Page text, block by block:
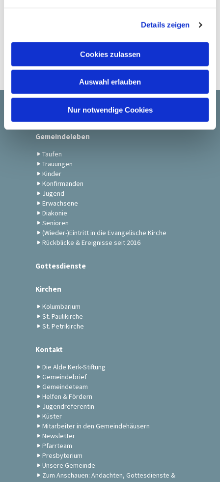
Details zeigen
Cookies zulassen
Auswahl erlauben
Nur notwendige Cookies
Startseite
Gemeindeleben
Taufen
Trauungen
Kinder
Konfirmanden
Jugend
Erwachsene
Diakonie
Senioren
(Wieder-)Eintritt in die Evangelische Kirche
Rückblicke & Ereignisse seit 2016
Gottesdienste
Kirchen
Kolumbarium
St. Paulikirche
St. Petrikirche
Kontakt
Die Alde Kerk-Stiftung
Gemeindebrief
Gemeindeteam
Helfen & Fördern
Jugendreferentin
Küster
Mitarbeiter in den Gemeindehäusern
Newsletter
Pfarrteam
Presbyterium
Unsere Gemeinde
Zum Anschauen: Andachten, Gottesdienste &